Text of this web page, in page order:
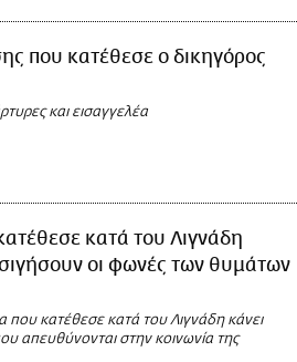
που κατέθεσε ο δικηγόρος
και εισαγγελέα
κατά του Λιγνάδη
οι φωνές των θυμάτων
κατέθεσε κατά του Λιγνάδη κάνει
απευθύνονται στην κοινωνία της